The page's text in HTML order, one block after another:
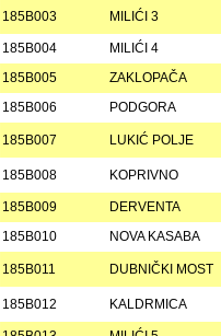
185B003 MILIĆI 3
185B004
MILIĆI 4
185B005
ZAKLOPAČA
185B006
PODGORA
185B007 LUKIĆ POLJE
185B008 KOPRIVNO
185B009
DERVENTA
185B010
NOVA KASABA
185B011 DUBNIČKI MOST
185B012 KALDRMICA